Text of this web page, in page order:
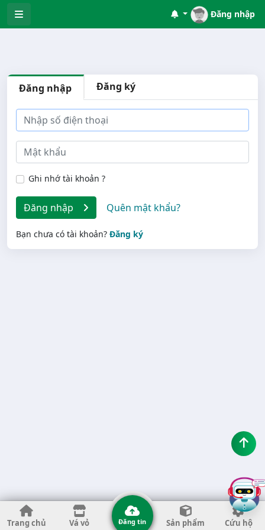
Đăng nhập
Trang chủ Vá vỏ Đăng tin Sản phẩm Cứu hộ
Đăng nhập Đăng ký
Ghi nhớ tài khoản ?
Quên mật khẩu?
Bạn chưa có tài khoản? Đăng ký